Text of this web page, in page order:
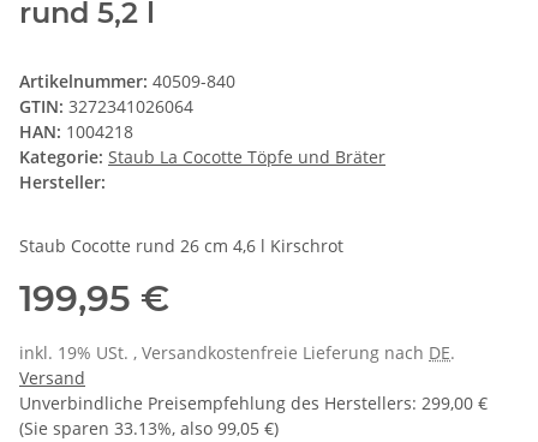
rund 5,2 l
Artikelnummer: 40509-840
GTIN: 3272341026064
HAN: 1004218
Kategorie: Staub La Cocotte Töpfe und Bräter
Hersteller:
Staub Cocotte rund 26 cm 4,6 l Kirschrot
199,95 €
inkl. 19% USt. , Versandkostenfreie Lieferung nach DE.
Versand
Unverbindliche Preisempfehlung des Herstellers: 299,00 €
(Sie sparen 33.13%, also 99,05 €)